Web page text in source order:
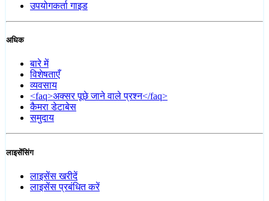
उपयोगकर्ता गाइड
अधिक
बारे में
विशेषताएँ
व्यवसाय
<faq>अक्सर पूछे जाने वाले प्रश्न</faq>
कैमरा डेटाबेस
समुदाय
लाइसेंसिंग
लाइसेंस खरीदें
लाइसेंस प्रबंधित करें